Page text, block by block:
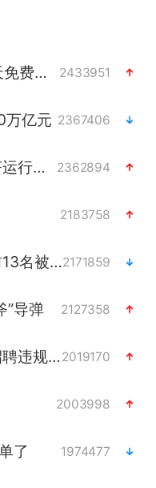
东航：国内客票提前14天免费退改 2433951
万亿元 2367406
上半年我国机械工业经济运行稳中有进 2362894
2183758
官方通报教师招聘笔试前13名被淘汰2171859
”导弹 2127358
广东雷州通报特教老师招聘违规事件2019170
2003998
了 1974477